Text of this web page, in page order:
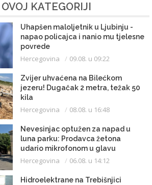
KATEGORIJI
Uhapšen maloljetnik u Ljubinju -
napao policajca i nanio mu tjelesne
povrede
Hercegovina 09.08. u 09:22
Zvijer uhvaćena na Bilećkom
jezeru! Dugačak 2 metra, težak 50
kila
Hercegovina 08.08. u 16:48
Nevesinjac optužen za napad u
luna parku: Prodavca žetona
udario mikrofonom u glavu
Hercegovina 06.08. u 14:12
Hidroelektrane na Trebišnjici